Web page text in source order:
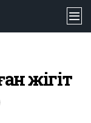
жігіт